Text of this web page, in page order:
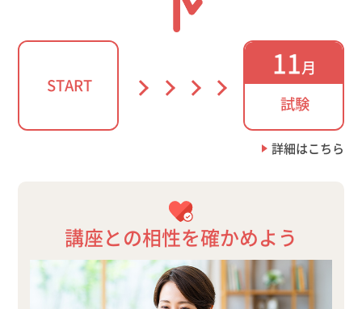
START
11月
試験
詳細はこちら
講座との相性を確かめよう